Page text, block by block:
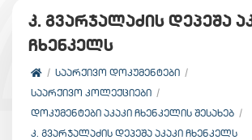
კ. გვარჯალაძის დეპეშა
ჩხენკელს
ᲡᲐᲐᲠᲥᲘᲕᲝ ᲓᲝᲙᲣᲛᲔᲜᲢᲔᲑᲘ
ᲡᲐᲐᲠᲥᲘᲕᲝ ᲙᲝᲚᲔᲥᲪᲘᲔᲑᲘ
ᲓᲝᲙᲣᲛᲔᲜᲢᲔᲑᲘ ᲐᲙᲐᲙᲘ ᲩᲮᲔᲜᲙᲔᲚᲘᲡ ᲨᲔᲡᲐᲮᲔᲑ
Კ. ᲒᲕᲐᲠᲯᲐᲚᲐᲫᲘᲡ ᲓᲔᲞᲔᲨᲐ ᲐᲙᲐᲙᲘ ᲩᲮᲔᲜᲙᲔᲚᲡ